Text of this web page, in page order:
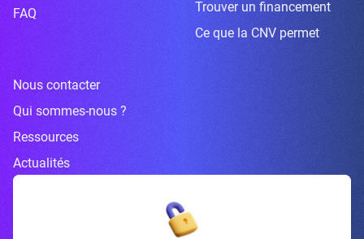
FAQ
Trouver un financement
Ce que la CNV permet
Nous contacter
Qui sommes-nous ?
Ressources
Actualités
Inscrivez-vous à la newsletter